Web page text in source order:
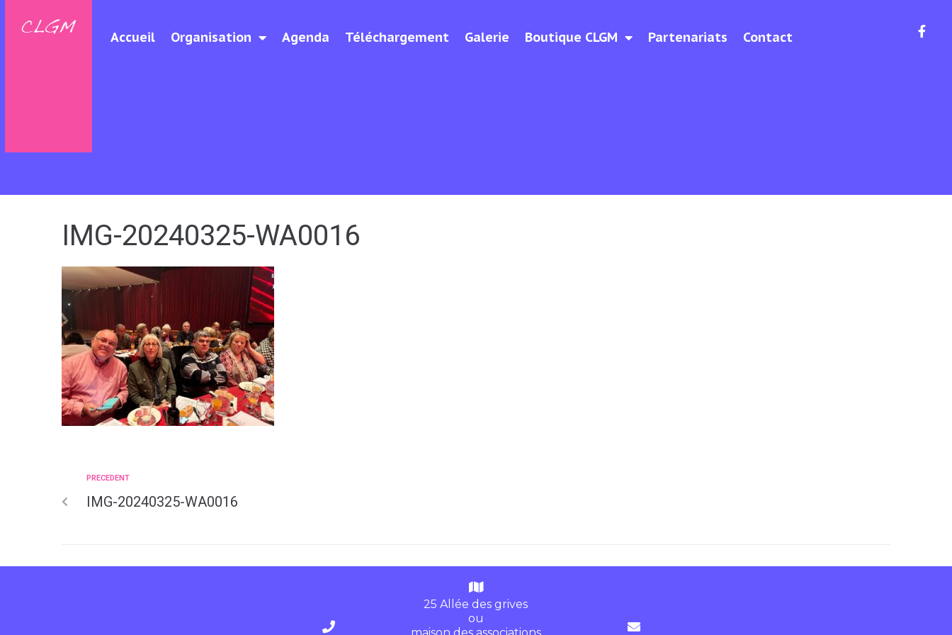
Accueil Organisation Agenda Téléchargement Galerie Boutique CLGM Partenariats Contact
IMG-20240325-WA0016
PRECEDENT
IMG-20240325-WA0016
25 Allée des grives
ou